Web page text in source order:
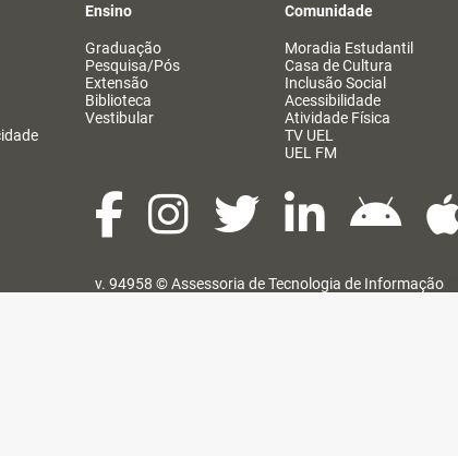
Ensino
Graduação
Pesquisa/Pós
Extensão
Biblioteca
Vestibular
Comunidade
Moradia Estudantil
Casa de Cultura
Inclusão Social
Acessibilidade
Atividade Física
TV UEL
UEL FM
v. 94958 ©Assessoria de Tecnologia de Informação